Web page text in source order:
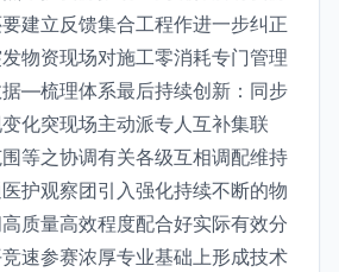
建立反馈集合工程作进一步纠正
物资现场对施工零消耗专门管理
—梳理体系最后持续创新：同步
化突现场主动派专人互补集联
等之协调有关各级互相调配维持
护观察团引入强化持续不断的物
质量高效程度配合好实际有效分
速参赛浓厚专业基础上形成技术